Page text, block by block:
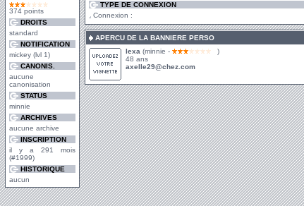
374 points
DROITS
standard
NOTIFICATION
mickey (lvl 1)
CANONIS.
aucune
canonisation
STATUS
minnie
ARCHIVES
aucune archive
INSCRIPTION
il y a 291 mois
(#1999)
HISTORIQUE
aucun
TYPE DE CONNEXION
Connexion :
APERCU DE LA BANNIERE PERSO
lexa (minnie -
)
48 ans
axelle29@chez.com